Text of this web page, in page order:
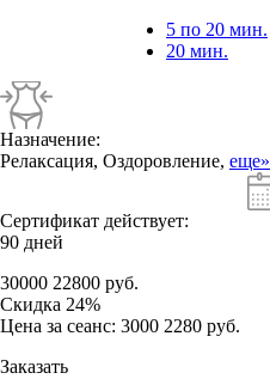
5 по 20 мин.
20 мин.
Назначение:
Релаксация, Оздоровление, еще»
Сертификат действует:
90 дней
30000 22800 руб.
Скидка 24%
Цена за сеанс: 3000 2280 руб.
Заказать